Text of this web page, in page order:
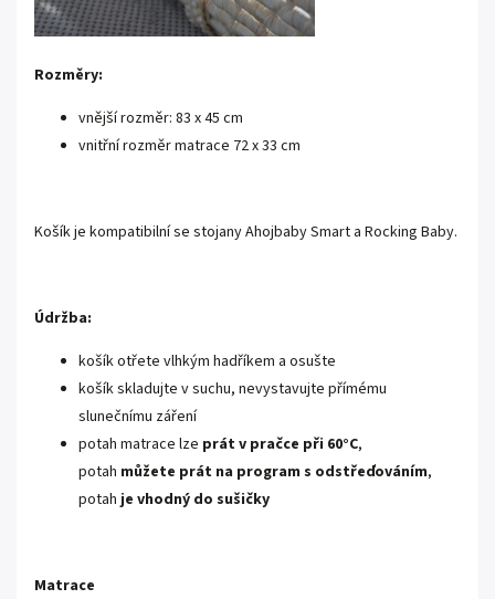
Rozměry:
vnější rozměr: 83 x 45 cm
vnitřní rozměr matrace 72 x 33 cm
Košík je kompatibilní se stojanyAhojbabySmart a Rocking Baby.
Údržba:
košík otřete vlhkým hadříkem a osušte
košík skladujte v suchu, nevystavujte přímému
slunečnímu záření
potah matrace lze prát v pračce při 60°C,
potah můžete prát na program s odstřeďováním,
potahje vhodný do sušičky
Matrace